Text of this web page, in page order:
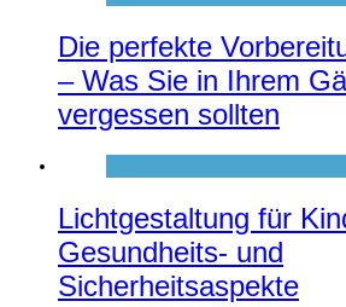
Die perfekte
– Was Sie in Ihrem
vergessen sollten
Lichtgestaltung für
Gesundheits- und
Sicherheitsaspekte